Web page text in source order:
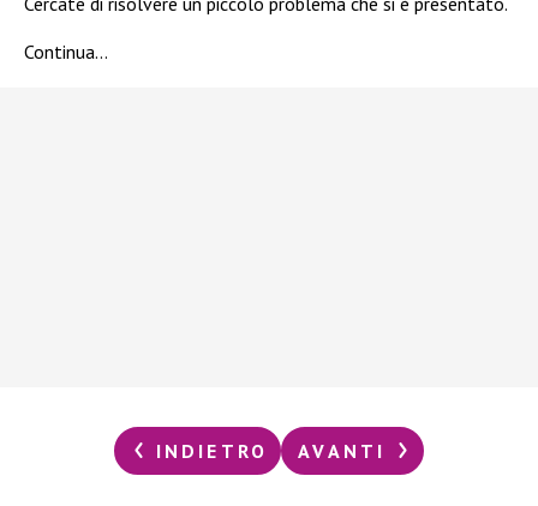
Continua…
INDIETRO AVANTI